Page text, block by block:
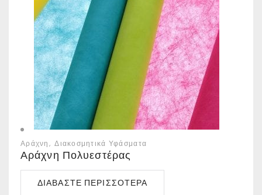
Αράχνη Διακοσμητικά Υφάσματα
Αράχνη Πολυεστέρας
ΔΙΑΒΆΣΤΕ ΠΕΡΙΣΣΌΤΕΡΑ